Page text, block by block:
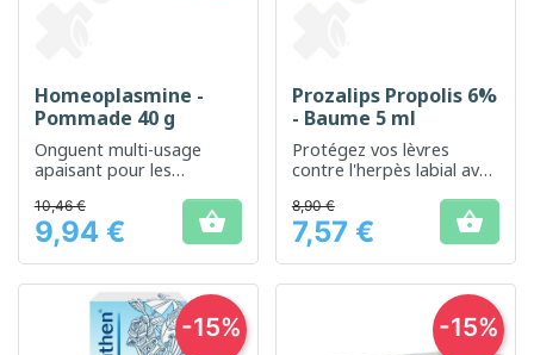
Homeoplasmine -
Pommade 40 g
Onguent multi-usage
apaisant pour les
légères
Prix
10,46 €
9,94 € 
Prozalips Propolis 6%
- Baume 5 ml
Protégez vos lèvres
contre l'herpès labial avec
Prix
8,90 €
7,57 € 
-15% -15%